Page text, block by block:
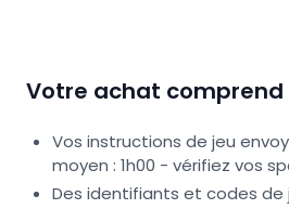
Votre achat comprend
Vos instructions de jeu
moyen : 1h00 - vérifiez vos
Des identifiants et codes de